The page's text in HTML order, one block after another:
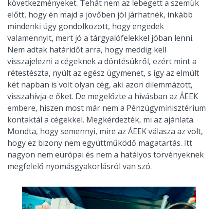
következményeket. Tehát nem az lebegett a szemük
előtt, hogy én majd a jövőben jól járhatnék, inkább
mindenki úgy gondolkozott, hogy engedek
valamennyit, mert jó a tárgyalófelekkel jóban lenni.
Nem adtak határidőt arra, hogy meddig kell
visszajelezni a cégeknek a döntésükről, ezért mint a
rétestészta, nyúlt az egész ügymenet, s így az elmúlt
két napban is volt olyan cég, aki azon dilemmázott,
visszahívja-e őket. De megelőzte a hívásban az ÁEEK
embere, hiszen most már nem a Pénzügyminisztérium
kontaktál a cégekkel. Megkérdezték, mi az ajánlata.
Mondta, hogy semennyi, mire az ÁEEK válasza az volt,
hogy ez bizony nem együttműködő magatartás. Itt
nagyon nem európai és nem a hatályos törvényeknek
megfelelő nyomásgyakorlásról van szó.